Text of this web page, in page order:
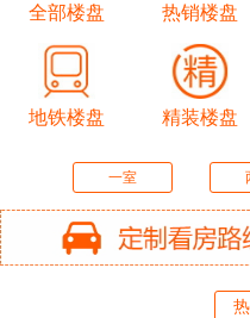
全部楼盘 热销楼盘
地铁楼盘 精装楼盘
一室